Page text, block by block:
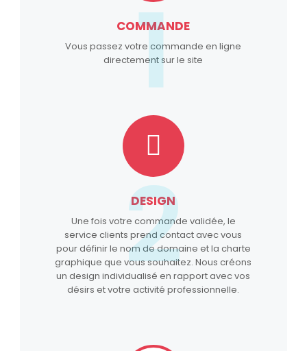
COMMANDE
Vous passez votre commande en ligne
directement sur le site
1
DESIGN
Une fois votre commande validée, le
service clients prend contact avec vous
pour définir le nom de domaine et la charte
graphique que vous souhaitez. Nous créons
un design individualisé en rapport avec vos
désirs et votre activité professionnelle.
2